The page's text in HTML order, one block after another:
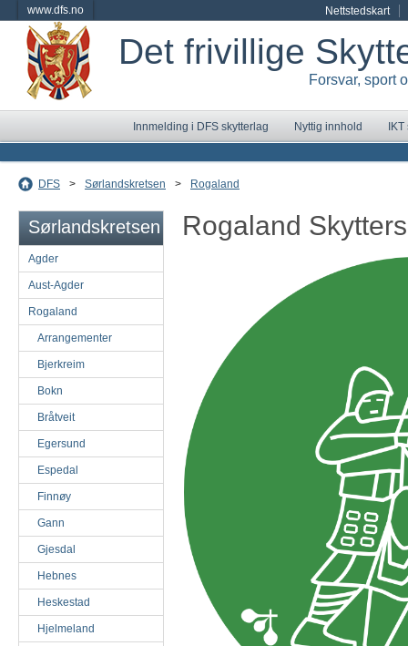
www.dfs.no Nettstedskart
Det frivillige
Forsvar, sport
Innmelding i DFS skytterlag Nyttig innhold
DFS > Sørlandskretsen > Rogaland
Sørlandskretsen
Agder
Aust-Agder
Rogaland
Arrangementer
Bjerkreim
Bokn
Bråtveit
Egersund
Espedal
Finnøy
Gann
Gjesdal
Hebnes
Heskestad
Hjelmeland
Rogaland